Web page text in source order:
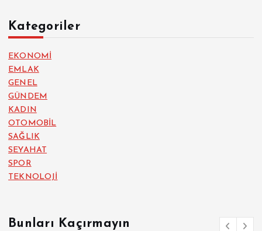
Kategoriler
EKONOMİ
EMLAK
GENEL
GÜNDEM
KADIN
OTOMOBİL
SAĞLIK
SEYAHAT
SPOR
TEKNOLOJİ
Bunları Kaçırmayın